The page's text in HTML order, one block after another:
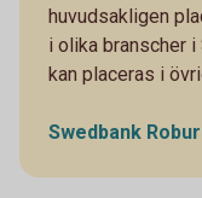
huvudsakligen
i olika branscher
kan placeras i
Swedbank